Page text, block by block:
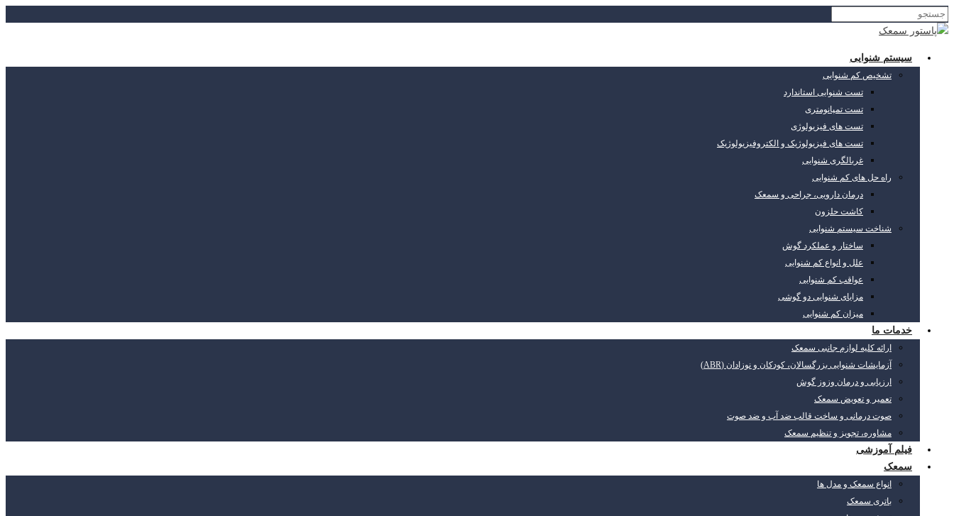
سیستم شنوایی
تشخیص کم شنوایی
تست شنوایی استاندارد
تست تمپانومتری
تست های فیزیولوژی
تست های فیزیولوژیک و الکتروفیزیولوژیک
غربالگری شنوایی
راه حل های کم شنوایی
درمان دارویی، جراحی و سمعک
کاشت حلزون
شناخت سیستم شنوایی
ساختار و عملکرد گوش
علل و انواع کم شنوایی
عواقب کم شنوایی
مزایای شنوایی دو گوشی
میزان کم شنوایی
خدمات ما
ارائه کلیه لوازم جانبی سمعک
آزمایشات شنوایی بزرگسالان، کودکان و نوزادان (ABR)
ارزیابی و درمان وزوز گوش
تعمیر و تعویض سمعک
صوت درمانی و ساخت قالب ضد آب و ضد صوت
مشاوره، تجویز و تنظیم سمعک
فیلم آموزشی
سمعک
انواع سمعک و مدل ها
باتری سمعک